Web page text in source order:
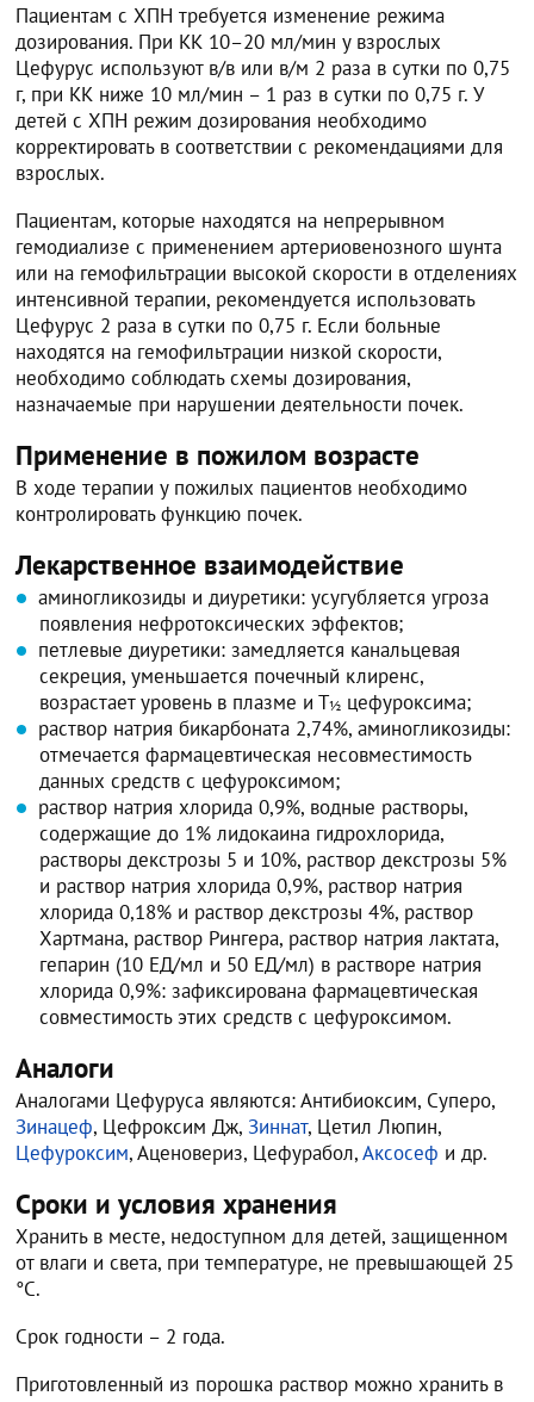
Пациентам с ХПН требуется изменение режима
дозирования. При КК 10–20 мл/мин у взрослых
Цефурус используют в/в или в/м 2 раза в сутки по 0,75
г, при КК ниже 10 мл/мин – 1 раз в сутки по 0,75 г. У
детей с ХПН режим дозирования необходимо
корректировать в соответствии с рекомендациями для
взрослых.
Пациентам, которые находятся на непрерывном
гемодиализе с применением артериовенозного шунта
или на гемофильтрации высокой скорости в отделениях
интенсивной терапии, рекомендуется использовать
Цефурус 2 раза в сутки по 0,75 г. Если больные
находятся на гемофильтрации низкой скорости,
необходимо соблюдать схемы дозирования,
назначаемые при нарушении деятельности почек.
Применение в пожилом возрасте
В ходе терапии у пожилых пациентов необходимо
контролировать функцию почек.
Лекарственное взаимодействие
аминогликозиды и диуретики: усугубляется угроза
появления нефротоксических эффектов;
петлевые диуретики: замедляется канальцевая
секреция, уменьшается почечный клиренс,
возрастает уровень в плазме и Т½ цефуроксима;
раствор натрия бикарбоната 2,74%, аминогликозиды:
отмечается фармацевтическая несовместимость
данных средств с цефуроксимом;
раствор натрия хлорида 0,9%, водные растворы,
содержащие до 1% лидокаина гидрохлорида,
растворы декстрозы 5 и 10%, раствор декстрозы 5%
и раствор натрия хлорида 0,9%, раствор натрия
хлорида 0,18% и раствор декстрозы 4%, раствор
Хартмана, раствор Рингера, раствор натрия лактата,
гепарин (10 ЕД/мл и 50 ЕД/мл) в растворе натрия
хлорида 0,9%: зафиксирована фармацевтическая
совместимость этих средств с цефуроксимом.
Аналоги
Аналогами Цефуруса являются: Антибиоксим, Суперо,
Зинацеф, Цефроксим Дж, Зиннат, Цетил Люпин,
Цефуроксим, Аценовериз, Цефурабол,Аксосеф и др.
Сроки и условия хранения
Хранить в месте, недоступном для детей, защищенном
от влаги и света, при температуре, не превышающей 25
°С.
Срок годности – 2 года.
Приготовленный из порошка раствор можно хранить в